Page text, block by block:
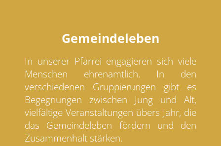
Gemeindeleben
In unserer Pfarrei engagieren sich viele
Menschen ehrenamtlich. In den
verschiedenen Gruppierungen gibt es
Begegnungen zwischen Jung und Alt,
vielfältige Veranstaltungen übers Jahr, die
das Gemeindeleben fördern und den
Zusammenhalt stärken.